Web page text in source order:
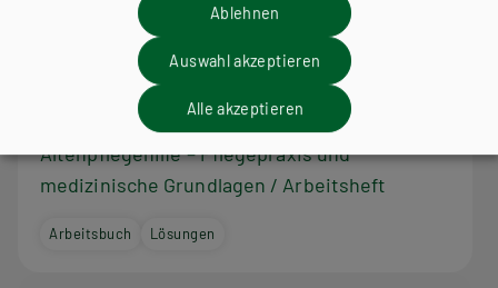
HUT
Altenpflegehilfe – Pflegepraxis und
medizinische Grundlagen / Arbeitsheft
Arbeitsbuch Lösungen
Ablehnen
Auswahl akzeptieren
Alle akzeptieren